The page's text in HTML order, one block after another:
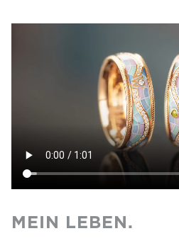
MEIN LEBEN.